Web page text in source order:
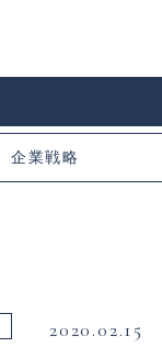
企業戦略
2020.02.15